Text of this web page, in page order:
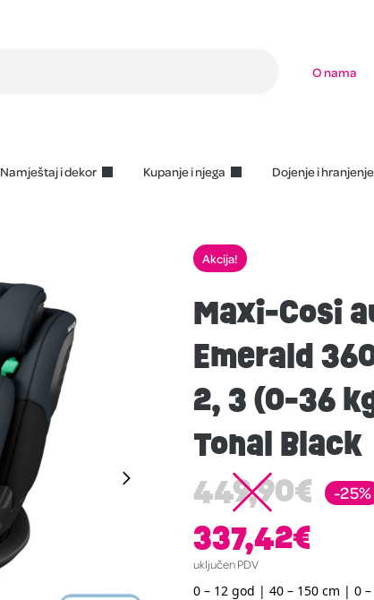
O nama
Namještaj i dekor Kupanje i njega Dojenje i hranjenje
Akcija!
Maxi-Cosi
Emerald
2, 3 (0-36
Tonal Black
449,90€
337,42€
uključen PDV
-25%
0 – 12 god | 40 – 150 cm | 0 –